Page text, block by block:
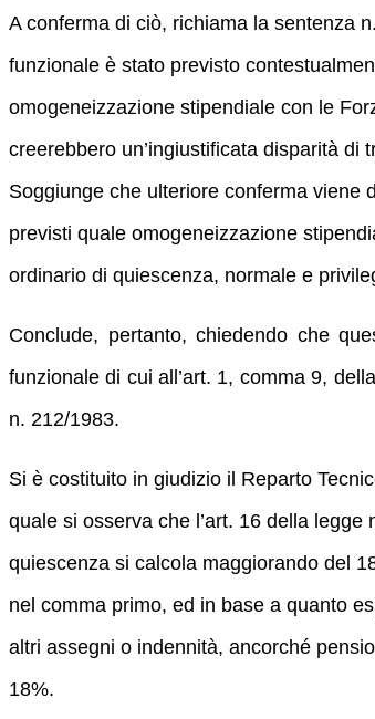
A conferma di ciò, richiama la sentenza
funzionale è stato previsto
omogeneizzazione stipendiale con le
creerebbero un’ingiustificata disparità di
Soggiunge che ulteriore conferma viene
previsti quale omogeneizzazione
ordinario di quiescenza, normale e
Conclude, pertanto, chiedendo che
funzionale di cui all’art. 1, comma 9,
n. 212/1983.
Si è costituito in giudizio il Reparto
quale si osserva che l’art. 16 della
quiescenza si calcola maggiorando del
nel comma primo, ed in base a quanto
altri assegni o indennità, ancorché
18%.